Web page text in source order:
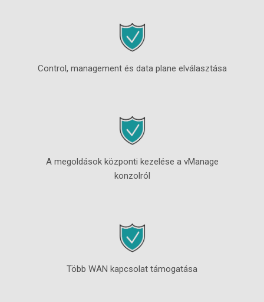
Control, management és data plane elválasztása
A megoldások központi kezelése a vManage
konzolról
Több WAN kapcsolat támogatása